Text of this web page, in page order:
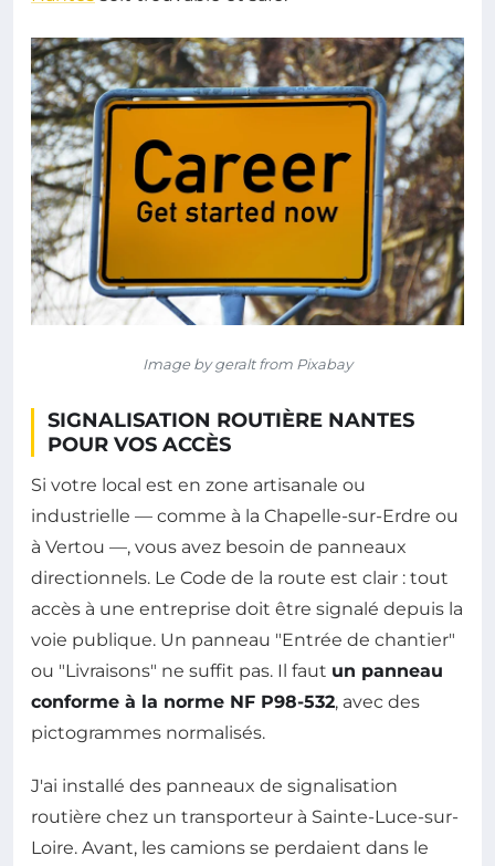
Image by geralt from Pixabay
SIGNALISATION ROUTIÈRE NANTES
POUR VOS ACCÈS
Si votre local est en zone artisanale ou
industrielle — comme à la Chapelle-sur-Erdre ou
à Vertou —, vous avez besoin de panneaux
directionnels. Le Code de la route est clair : tout
accès à une entreprise doit être signalé depuis la
voie publique. Un panneau "Entrée de chantier"
ou "Livraisons" ne suffit pas. Il faut un panneau
conforme à la norme NF P98-532, avec des
pictogrammes normalisés.
J'ai installé des panneaux de signalisation
routière chez un transporteur à Sainte-Luce-sur-
Loire. Avant, les camions se perdaient dans le